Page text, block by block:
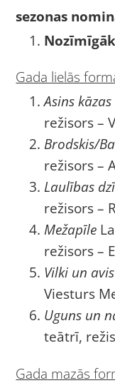
sezonas
Gada lielās
Asins kāzas
režisors –
Brodskis/
režisors –
Laulības
režisors –
Mežapīle
režisors –
Vilki un avis
Viesturs
Uguns un
teātrī,
Gada mazās